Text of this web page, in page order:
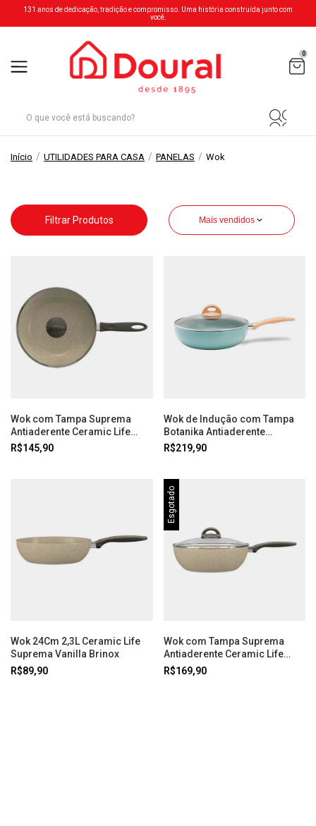
131 anos de dedicação, tradição e compromisso. Uma história construída junto com
você.
0
Início / UTILIDADES PARA CASA / PANELAS / Wok
Filtrar Produtos Mais vendidos
Wok com Tampa Suprema
Antiaderente Ceramic Life
Ø24cm 2,3 Litros Vanilla
R$145,90
Wok de Indução com Tampa
Botanika Antiaderente
Ceramic Life 3,4 Litros Verde
R$219,90
Wok 24Cm 2,3L Ceramic Life
Suprema Vanilla Brinox
R$89,90
Esgotado
Wok com Tampa Suprema
Antiaderente Ceramic Life
Ø28cm 4,65 Litros Vanilla
Brinox
R$169,90